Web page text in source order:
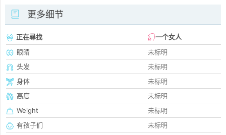
更多细节
正在尋找
一个女人
眼睛
未标明
头发
未标明
身体
未标明
高度
未标明
Weight
未标明
有孩子们
未标明